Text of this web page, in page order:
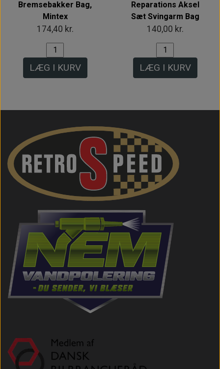
Bremsebakker Bag,
Mintex
174,40 kr.
LÆG I KURV
Reparations Aksel
Sæt Svingarm Bag
140,00 kr.
LÆG I KURV